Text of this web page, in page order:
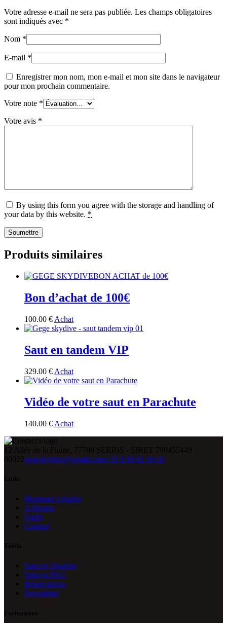
Votre adresse e-mail ne sera pas publiée. Les champs obligatoires
sont indiqués avec *
Nom *
E-mail *
Enregistrer mon nom, mon e-mail et mon site dans le navigateur
pour mon prochain commentaire.
Votre note *
Votre avis *
By using this form you agree with the storage and handling of
your data by this website. *
Produits similaires
Bon d’achat de 100€
100.00 € Achat
Saut en tandem VIP
329.00 € Achat
Vidéo de votre saut en Parachute
140.00 € Achat
12 Allée de la Plaine, 77700 SERRIS - SIRET 799455449
00022gegeskydive@gmail.com+33 6 86 81 90 02
Links
Mentions Légales
A Propos
Tarifs
Contact
Tarifs
Saut en Tandem
Saut en PAC
Réservations
Newsletter
Formations